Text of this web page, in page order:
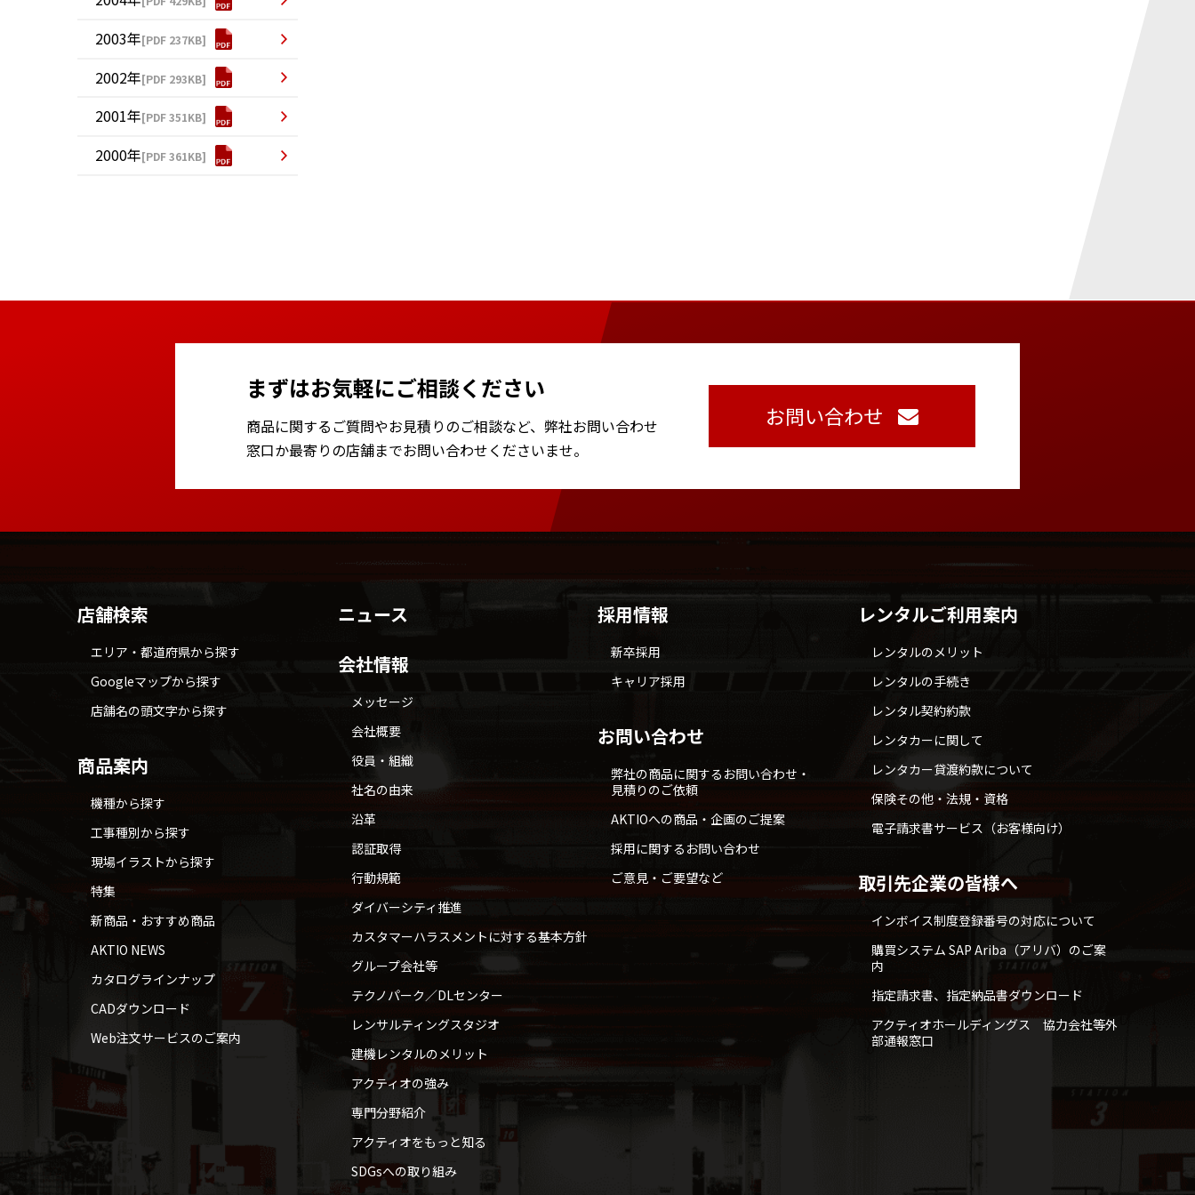
2003年[PDF 237KB]
2002年[PDF 293KB]
2001年[PDF 351KB]
2000年[PDF 361KB]
まずはお気軽にご相談ください
商品に関するご質問やお見積りのご相談など、 弊社お問い合わせ
窓口か最寄りの店舗までお問い合わせくださいませ。
お問い合わせ
店舗検索
エリア・都道府県から探す
Googleマップから探す
店舗名の頭文字から探す
商品案内
機種から探す
工事種別から探す
現場イラストから探す
特集
新商品・おすすめ商品
AKTIO NEWS
カタログラインナップ
CADダウンロード
Web注文サービスのご案内
ニュース
会社情報
メッセージ
会社概要
役員・組織
社名の由来
沿革
認証取得
行動規範
ダイバーシティ推進
カスタマーハラスメントに対する基本方針
グループ会社等
テクノパーク／DLセンター
レンサルティングスタジオ
建機レンタルのメリット
アクティオの強み
専門分野紹介
アクティオをもっと知る
SDGsへの取り組み
採用情報
新卒採用
キャリア採用
お問い合わせ
弊社の商品に関するお問い合わせ・
見積りのご依頼
AKTIOへの商品・企画のご提案
採用に関するお問い合わせ
ご意見・ご要望など
レンタルご利用案内
レンタルのメリット
レンタルの手続き
レンタル契約約款
レンタカーに関して
レンタカー貸渡約款について
保険その他・法規・資格
電子請求書サービス（お客様向け）
取引先企業の皆様へ
インボイス制度登録番号の対応について
購買システム SAP Ariba（アリバ）のご案
内
指定請求書、指定納品書ダウンロード
アクティオホールディングス 協力会社等外
部通報窓口